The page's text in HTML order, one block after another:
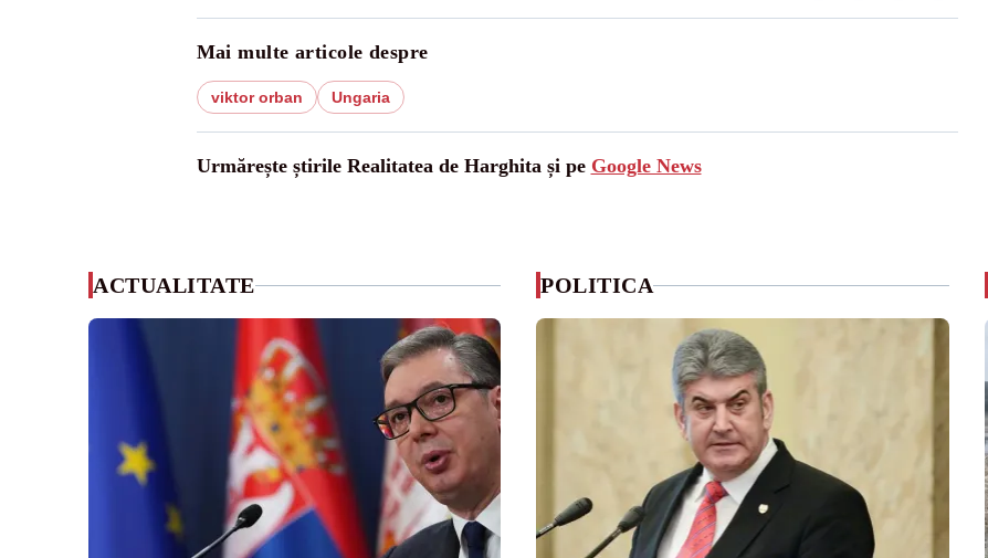
Mai multe articole despre
viktor orban Ungaria
Urmărește știrile Realitatea de Harghita și pe Google News
ACTUALITATE POLITICA